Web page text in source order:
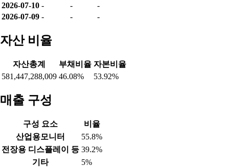
2026-07-10 - -
-
2026-07-09 - - -
자산 비율
자산총계 부채비율 자본비율
581,447,288,009 46.08% 53.92%
매출 구성
구성 요소
비율
산업용모니터
55.8%
전장용 디스플레이 등 39.2%
기타
5%